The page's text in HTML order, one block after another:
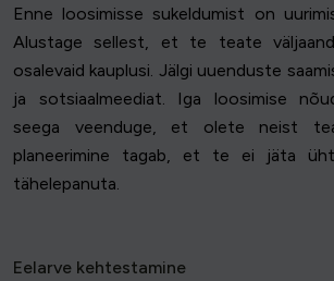
Enne loosimisse sukeldumist on
Alustage sellest, et te teate
osalevaid kauplusi. Jälgi uuenduste
ja sotsiaalmeediat. Iga loosimise
seega veenduge, et olete neist
planeerimine tagab, et te ei jäta
tähelepanuta.
Eelarve kehtestamine